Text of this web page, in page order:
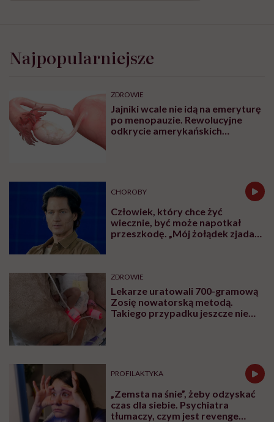
Najpopularniejsze
ZDROWIE
Jajniki wcale nie idą na emeryturę
po menopauzie. Rewolucyjne
odkrycie amerykańskich
CHOROBY
Człowiek, który chce żyć
wiecznie, być może napotkał
przeszkodę. „Mój żołądek zjada
ZDROWIE
Lekarze uratowali 700-gramową
Zosię nowatorską metodą.
Takiego przypadku jeszcze nie
PROFILAKTYKA
„Zemsta na śnie”, żeby odzyskać
czas dla siebie. Psychiatra
tłumaczy, czym jest revenge